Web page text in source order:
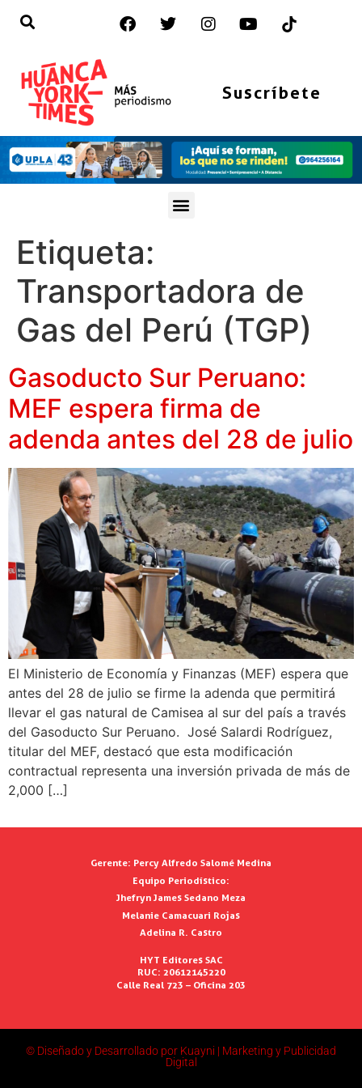
Suscríbete
Etiqueta:
Transportadora de
Gas del Perú (TGP)
Gasoducto Sur Peruano:
MEF espera firma de
adenda antes del 28 de julio
El Ministerio de Economía y Finanzas (MEF) espera que
antes del 28 de julio se firme la adenda que permitirá
llevar el gas natural de Camisea al sur del país a través
del Gasoducto Sur Peruano. José Salardi Rodríguez,
titular del MEF, destacó que esta modificación
contractual representa una inversión privada de más de
2,000 […]
Gerente: Percy Alfredo Salomé Medina
Equipo Periodístico:
Jhefryn James Sedano Meza
Melanie Camacuari Rojas
Adelina R. Castro
HYT Editores SAC
RUC: 20612145220
Calle Real 723 – Oficina 203
© Diseñado y Desarrollado por Kuayni | Marketing y Publicidad
Digital